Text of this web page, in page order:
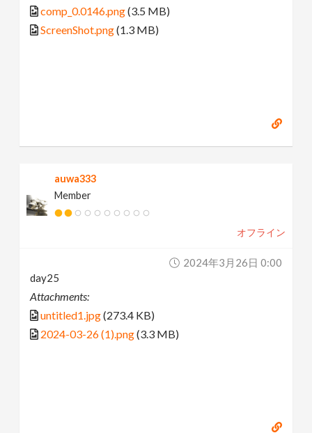
comp_0.0146.png(3.5 MB)
ScreenShot.png(1.3 MB)
auwa333
Member
オフライン
2024年3月26日 0:00
day25
Attachments:
untitled1.jpg(273.4 KB)
2024-03-26 (1).png(3.3 MB)